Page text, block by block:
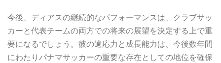
今後、ディアスの継続的なパフォーマンスは、クラブサッ
カーと代表チームの両方での将来の展望を決定する上で重
要になるでしょう。彼の適応力と成長能力は、今後数年間
にわたりパナマサッカーの重要な存在としての地位を確保